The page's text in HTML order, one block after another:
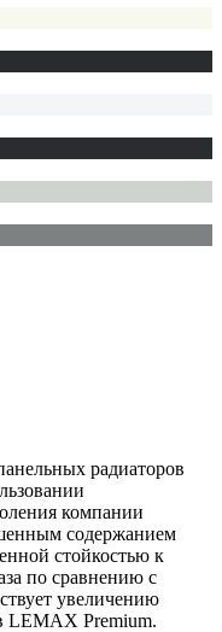
радиаторов
компании
содержанием
стойкостью к
по сравнению с
увеличению
LEMAX Premium.